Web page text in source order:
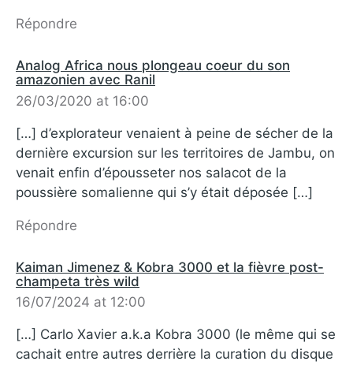
Répondre
Analog Africa nous plongeau coeur du son
amazonien avec Ranil
26/03/2020 at 16:00
[…] d’explorateur venaient à peine de sécher de la
dernière excursion sur les territoires de Jambu, on
venait enfin d’épousseter nos salacot de la
poussière somalienne qui s’y était déposée […]
Répondre
Kaiman Jimenez & Kobra 3000 et la fièvre post-
champeta très wild
16/07/2024 at 12:00
[…] Carlo Xavier a.k.a Kobra 3000 (le même qui se
cachait entre autres derrière la curation du disque